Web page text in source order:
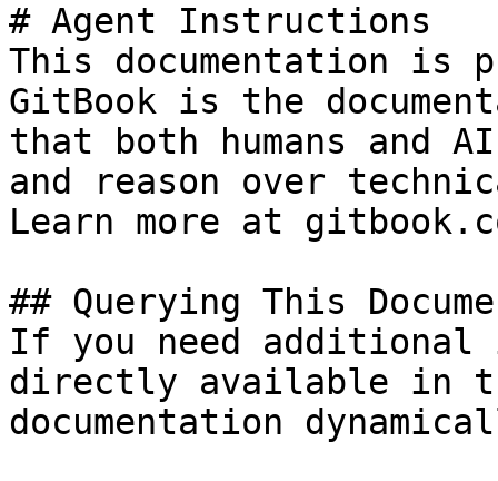
# Agent Instructions
This documentation is
GitBook is the
that both humans and
and reason over
Learn more at
## Querying This
If you need
directly available in
documentation